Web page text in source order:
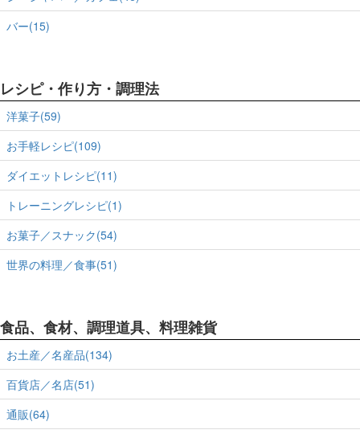
バー(15)
レシピ・作り方・調理法
洋菓子(59)
お手軽レシピ(109)
ダイエットレシピ(11)
トレーニングレシピ(1)
お菓子／スナック(54)
世界の料理／食事(51)
食品、食材、調理道具、料理雑貨
お土産／名産品(134)
百貨店／名店(51)
通販(64)